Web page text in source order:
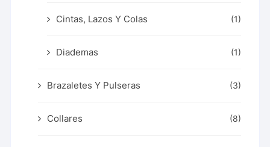
Cintas, Lazos Y Colas (1)
Diademas (1)
Brazaletes Y Pulseras (3)
Collares (8)